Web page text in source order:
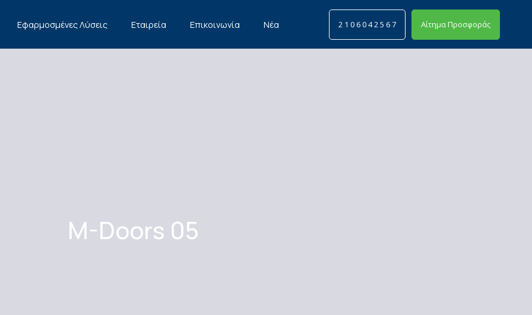
Εφαρμοσμένες Λύσεις Εταιρεία Επικοινωνία Νέα
Search
2 1 0 6 0 4 2 5 6 7 Αίτημα Προσφοράς
M-Doors 05